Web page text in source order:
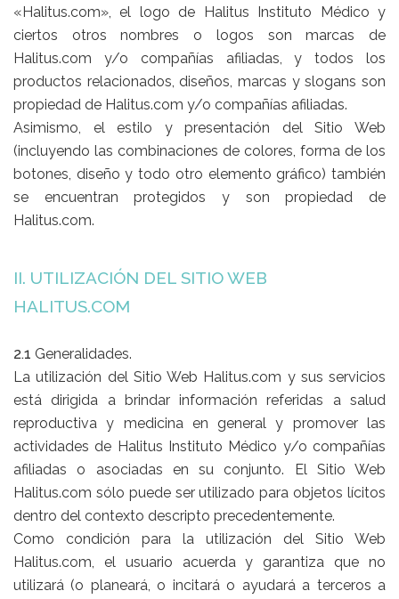
«Halitus.com», el logo de Halitus Instituto Médico y
ciertos otros nombres o logos son marcas de
Halitus.com y/o compañías afiliadas, y todos los
productos relacionados, diseños, marcas y slogans son
propiedad de Halitus.com y/o compañías afiliadas.
Asimismo, el estilo y presentación del Sitio Web
(incluyendo las combinaciones de colores, forma de los
botones, diseño y todo otro elemento gráfico) también
se encuentran protegidos y son propiedad de
Halitus.com.
II. UTILIZACIÓN DEL SITIOWEB
HALITUS.COM
2.1 Generalidades.
La utilización del Sitio Web Halitus.com y sus servicios
está dirigida a brindar información referidas a salud
reproductiva y medicina en general y promover las
actividades de Halitus Instituto Médico y/o compañías
afiliadas o asociadas en su conjunto. El Sitio Web
Halitus.com sólo puede ser utilizado para objetos lícitos
dentro del contexto descripto precedentemente.
Como condición para la utilización del Sitio Web
Halitus.com, el usuario acuerda y garantiza que no
utilizará (o planeará, o incitará o ayudará a terceros a